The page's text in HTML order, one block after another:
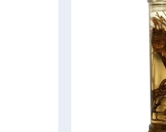
suốt , vật ngâm được
trọng.